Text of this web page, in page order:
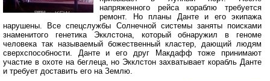
напряженного рейса кораблю требуется
ремонт. Но планы Данте и его экипажа
нарушены. Все спецслужбы Солнечной системы заняты поисками
знаменитого генетика Экклстона, который обнаружил в геноме
человека так называемый божественный кластер, дающий людям
сверхспособности. Данте и его друг Макдафф тоже принимают
участие в охоте на беглеца, но Экклстон захватывает корабль Данте
и требует доставить его на Землю.